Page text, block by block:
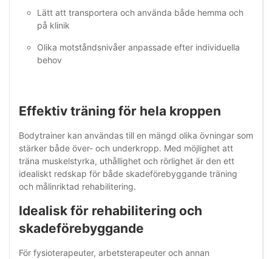
Lätt att transportera och använda både hemma och
på klinik
Olika motståndsnivåer anpassade efter individuella
behov
Effektiv träning för hela kroppen
Bodytrainer kan användas till en mängd olika övningar som
stärker både över- och underkropp. Med möjlighet att
träna muskelstyrka, uthållighet och rörlighet är den ett
idealiskt redskap för både skadeförebyggande träning
och målinriktad rehabilitering.
Idealisk för rehabilitering och
skadeförebyggande
För fysioterapeuter, arbetsterapeuter och annan